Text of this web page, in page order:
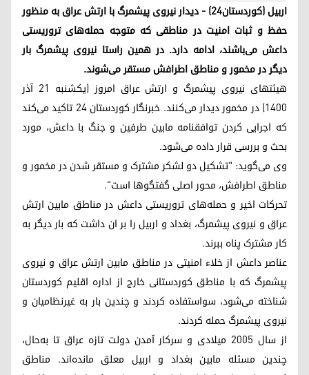
اربیل (کوردستان۲۴) - دیدار نیروی پیشمرگ با ارتش عراق بە منظور
حفظ و ثبات امنیت در مناطقی کە متوجە حملەهای تروریستی
داعش می‌باشند، ادامە دارد. در همین راستا نیروی پیشمرگ بار
دیگر در مخمور و مناطق اطرافش مستقر می‌شوند.
هیئتهای نیروی پیشمرگ و ارتش عراق امروز (یکشنبه ۲۱ آذر
۱۴۰۰) در مخمور دیدار می‌کنند. خبرنگار کوردستان ٢٤ تاکید می‌کند
کە اجرایی کردن توافقنامە مابین طرفین و جنگ با داعش، مورد
بحث و بررسی قرار دادە می‌شود.
وی می‌گوید: "تشکیل دو لشکر مشترک و مستقر شدن در مخمور و
مناطق اطرافش، محور اصلی گفتگوها است".
تحرکات اخیر و حملەهای تروریستی داعش در مناطق مابین ارتش
عراق و نیروی پیشمرگ، بغداد و اربیل را بر ان داشت کە بار دیگر بە
کار مشترک پناه ببرند.
عناصر داعش از خلاء امنیتی در مناطق مابین ارتش عراق و نیروی
پیشمرگ کە با مناطق کوردستانی خارج از ادارە اقلیم کوردستان
شناختە می‌شود، سواستفادە کردند و چندین بار بە غیرنظامیان و
نیروی پیشمرگ حملە کردند.
از سال ٢٠٠٥ میلادی و سرکار آمدن دولت تازه عراق تا بەحال،
چندین مسئلە مابین بغداد و اربیل معلق ماندەاند. مناطق